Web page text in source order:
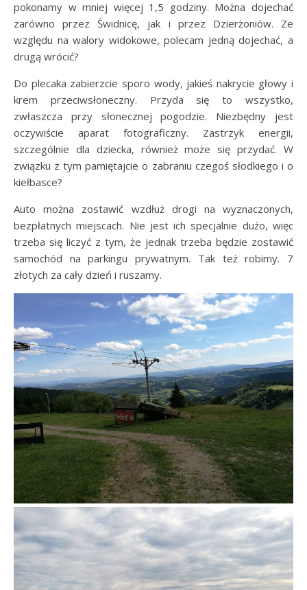
pokonamy w mniej więcej 1,5 godziny. Można dojechać
zarówno przez Świdnicę, jak i przez Dzierżoniów. Ze
względu na walory widokowe, polecam jedną dojechać, a
drugą wrócić?
Do plecaka zabierzcie sporo wody, jakieś nakrycie głowy i
krem przeciwsłoneczny. Przyda się to wszystko,
zwłaszcza przy słonecznej pogodzie. Niezbędny jest
oczywiście aparat fotograficzny. Zastrzyk energii,
szczególnie dla dziecka, również może się przydać. W
związku z tym pamiętajcie o zabraniu czegoś słodkiego i o
kiełbasce?
Auto można zostawić wzdłuż drogi na wyznaczonych,
bezpłatnych miejscach. Nie jest ich specjalnie dużo, więc
trzeba się liczyć z tym, że jednak trzeba będzie zostawić
samochód na parkingu prywatnym. Tak też robimy. 7
złotych za cały dzień i ruszamy.